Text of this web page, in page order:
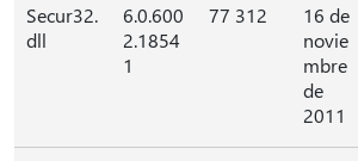
Secur32.
dll
6.0.600
2.1854
1
77 312
16 de
novie
mbre
de
2011